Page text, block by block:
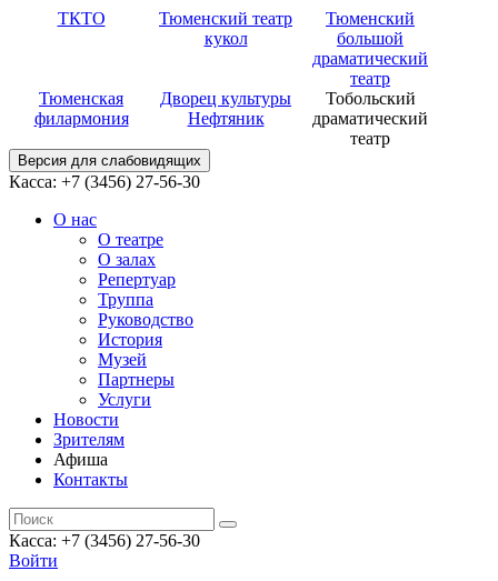
ТКТО
Тюменский театр
кукол
Тюменский
большой
драматический
театр
Тюменская
филармония
Дворец культуры
Нефтяник
Тобольский
драматический
театр
Версия для слабовидящих
Касса: +7 (3456) 27-56-30
О нас
О театре
О залах
Репертуар
Труппа
Руководство
История
Музей
Партнеры
Услуги
Новости
Зрителям
Афиша
Контакты
Касса: +7 (3456) 27-56-30
Войти